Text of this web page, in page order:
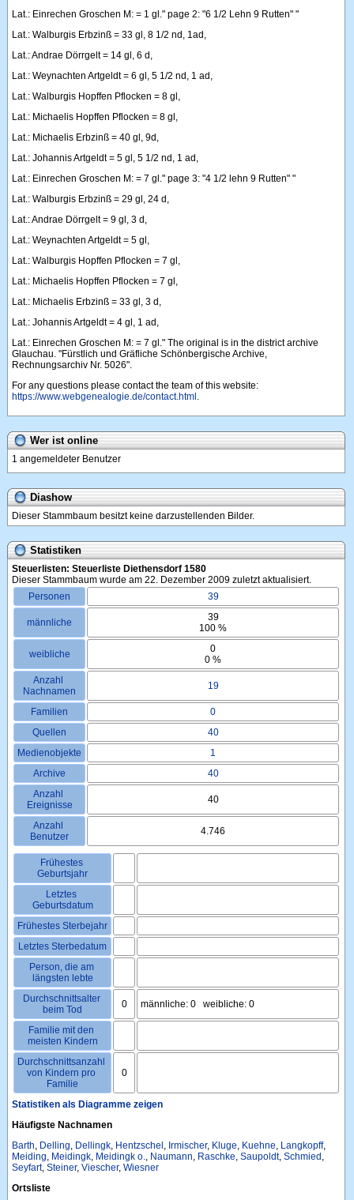
Lat.: Einrechen Groschen M: = 1 gl." page 2: "6 1/2 Lehn 9 Rutten" "
Lat.: Walburgis Erbzinß = 33 gl, 8 1/2 nd, 1ad,
Lat.: Andrae Dörrgelt = 14 gl, 6 d,
Lat.: Weynachten Artgeldt = 6 gl, 5 1/2 nd, 1 ad,
Lat.: Walburgis Hopffen Pflocken = 8 gl,
Lat.: Michaelis Hopffen Pflocken = 8 gl,
Lat.: Michaelis Erbzinß = 40 gl, 9d,
Lat.: Johannis Artgeldt = 5 gl, 5 1/2 nd, 1 ad,
Lat.: Einrechen Groschen M: = 7 gl." page 3: "4 1/2 lehn 9 Rutten" "
Lat.: Walburgis Erbzinß = 29 gl, 24 d,
Lat.: Andrae Dörrgelt = 9 gl, 3 d,
Lat.: Weynachten Artgeldt = 5 gl,
Lat.: Walburgis Hopffen Pflocken = 7 gl,
Lat.: Michaelis Hopffen Pflocken = 7 gl,
Lat.: Michaelis Erbzinß = 33 gl, 3 d,
Lat.: Johannis Artgeldt = 4 gl, 1 ad,
Lat.: Einrechen Groschen M: = 7 gl." The original is in the district archive
Glauchau. "Fürstlich und Gräfliche Schönbergische Archive,
Rechnungsarchiv Nr. 5026".
For any questions please contact the team of this website:
https://www.webgenealogie.de/contact.html .
Wer ist online
1 angemeldeter Benutzer
Diashow
Dieser Stammbaum besitzt keine darzustellenden Bilder.
Statistiken
Steuerlisten: Steuerliste Diethensdorf 1580
Dieser Stammbaum wurde am 22. Dezember 2009 zuletzt aktualisiert.
Personen
39
männliche
39
100 %
weibliche
0
0 %
Anzahl
Nachnamen
19
Familien
0
Quellen
40
Medienobjekte
1
Archive
40
Anzahl
Ereignisse
40
Anzahl
Benutzer
4.746
Frühestes
Geburtsjahr
Letztes
Geburtsdatum
Frühestes Sterbejahr
Letztes Sterbedatum
Person, die am
längsten lebte
Durchschnittsalter
beim Tod
0 männliche: 0   weibliche: 0
Familie mit den
meisten Kindern
Durchschnittsanzahl
von Kindern pro
Familie
0
Statistiken als Diagramme zeigen
Häufigste Nachnamen
Barth, Delling, Dellingk, Hentzschel , Irmischer, Kluge, Kuehne, Langkopff,
Meiding, Meidingk, Meidingk o., Naumann, Raschke, Saupoldt, Schmied ,
Seyfart, Steiner, Viescher, Wiesner
Ortsliste